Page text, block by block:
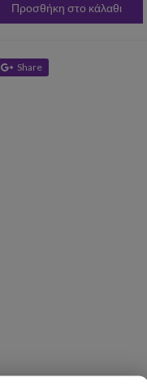
Προσθήκη στο κάλαθι
Share